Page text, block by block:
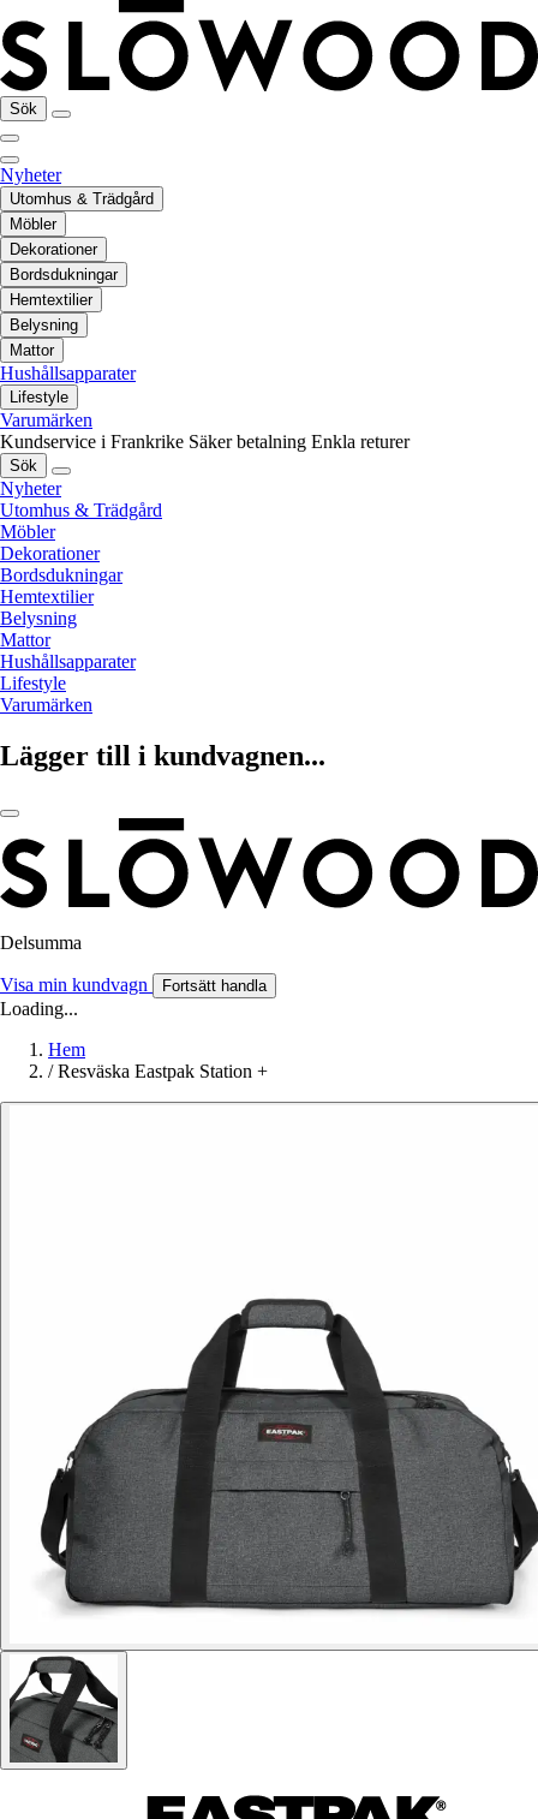
Sök
Nyheter
Utomhus & Trädgård
Möbler
Dekorationer
Bordsdukningar
Hemtextilier
Belysning
Mattor
Hushållsapparater
Lifestyle
Varumärken
Kundservice i Frankrike Säker betalning Enkla returer
Sök
Nyheter
Utomhus & Trädgård
Möbler
Dekorationer
Bordsdukningar
Hemtextilier
Belysning
Mattor
Hushållsapparater
Lifestyle
Varumärken
Lägger till i kundvagnen...
Delsumma
Visa min kundvagn Fortsätt handla
Loading...
Hem
/ Resväska Eastpak Station +